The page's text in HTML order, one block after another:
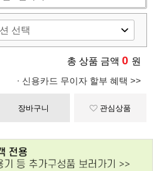
총 상품 금액 0 원
· 신용카드 무이자 할부 혜택 >>
장바구니 관심상품